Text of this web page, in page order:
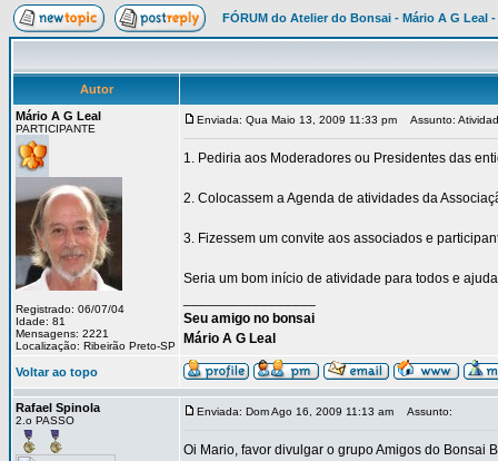
FÓRUM do Atelier do Bonsai - Mário A G Leal
Autor
Mário A G Leal
PARTICIPANTE
Registrado: 06/07/04
Idade: 81
Mensagens: 2221
Localização: Ribeirão Preto-SP
Enviada: Qua Maio 13, 2009 11:33 pm Assunto:
1. Pediria aos Moderadores ou Presidentes das
2. Colocassem a Agenda de atividades da
3. Fizessem um convite aos associados e
Seria um bom início de atividade para todos e
Seu amigo no bonsai
Mário A G Leal
Voltar ao topo
Rafael Spinola
2.o PASSO
Enviada: Dom Ago 16, 2009 11:13 am Assunto:
Oi Mario, favor divulgar o grupo Amigos do Bonsai